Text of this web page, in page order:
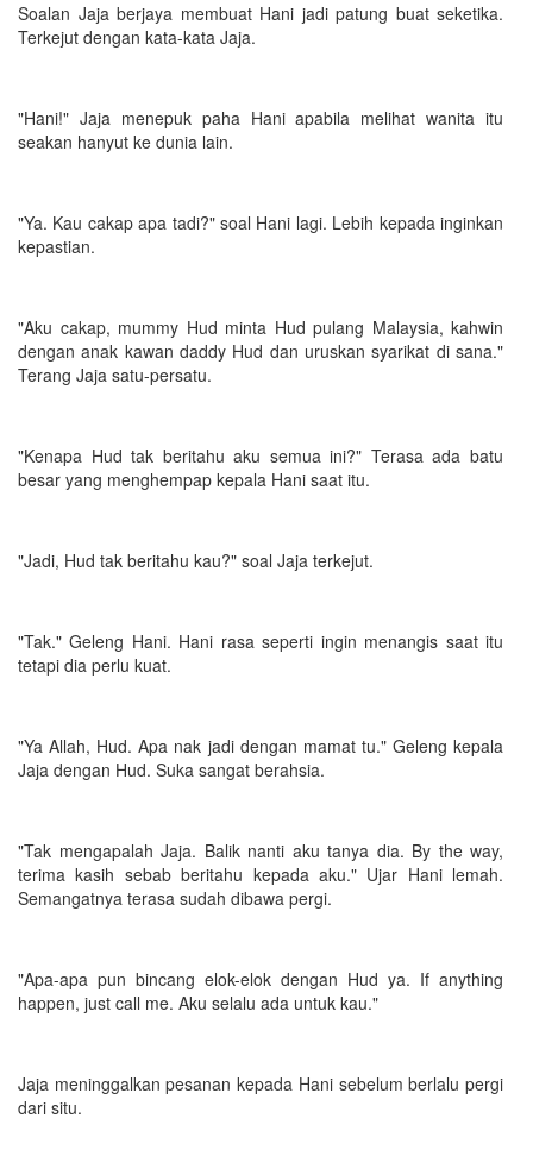
Soalan Jaja berjaya membuat Hani jadi patung buat seketika.
Terkejut dengan kata-kata Jaja.
"Hani!" Jaja menepuk paha Hani apabila melihat wanita itu
seakan hanyut ke dunia lain.
"Ya. Kau cakap apa tadi?" soal Hani lagi. Lebih kepada inginkan
kepastian.
"Aku cakap, mummy Hud minta Hud pulang Malaysia, kahwin
dengan anak kawan daddy Hud dan uruskan syarikat di sana."
Terang Jaja satu-persatu.
"Kenapa Hud tak beritahu aku semua ini?" Terasa ada batu
besar yang menghempap kepala Hani saat itu.
"Jadi, Hud tak beritahu kau?" soal Jaja terkejut.
"Tak." Geleng Hani. Hani rasa seperti ingin menangis saat itu
tetapi dia perlu kuat.
"Ya Allah, Hud. Apa nak jadi dengan mamat tu." Geleng kepala
Jaja dengan Hud. Suka sangat berahsia.
"Tak mengapalah Jaja. Balik nanti aku tanya dia. By the way,
terima kasih sebab beritahu kepada aku." Ujar Hani lemah.
Semangatnya terasa sudah dibawa pergi.
"Apa-apa pun bincang elok-elok dengan Hud ya. If anything
happen, just call me. Aku selalu ada untuk kau."
Jaja meninggalkan pesanan kepada Hani sebelum berlalu pergi
dari situ.